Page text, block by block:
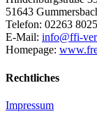
51643
Telefon: 02263
E-Mail: info@ffi-
Homepage:
Rechtliches
Impressum